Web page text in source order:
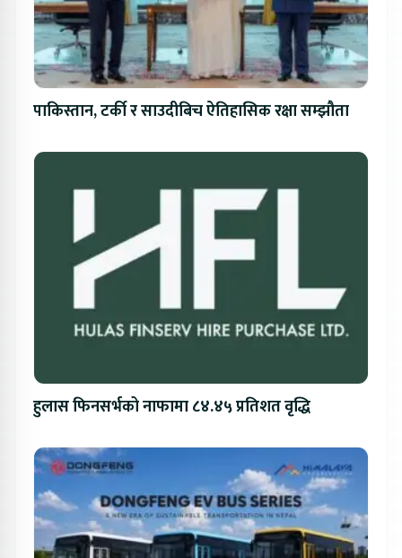
पाकिस्तान, टर्की र साउदीबिच ऐतिहासिक रक्षा सम्झौता
हुलास फिनसर्भको नाफामा ८४.४५ प्रतिशत वृद्धि